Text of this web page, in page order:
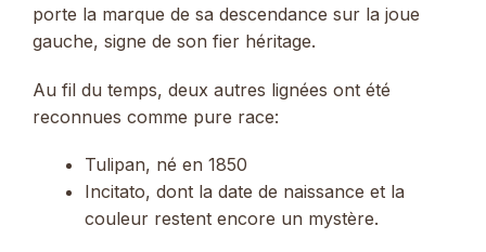
porte la marque de sa descendance sur la joue
gauche, signe de son fier héritage.
Au fil du temps, deux autres lignées ont été
reconnues comme pure race:
Tulipan, né en 1850
Incitato, dont la date de naissance et la
couleur restent encore un mystère.